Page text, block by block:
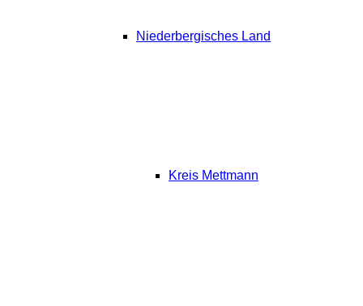
Niederbergisches Land
Kreis Mettmann